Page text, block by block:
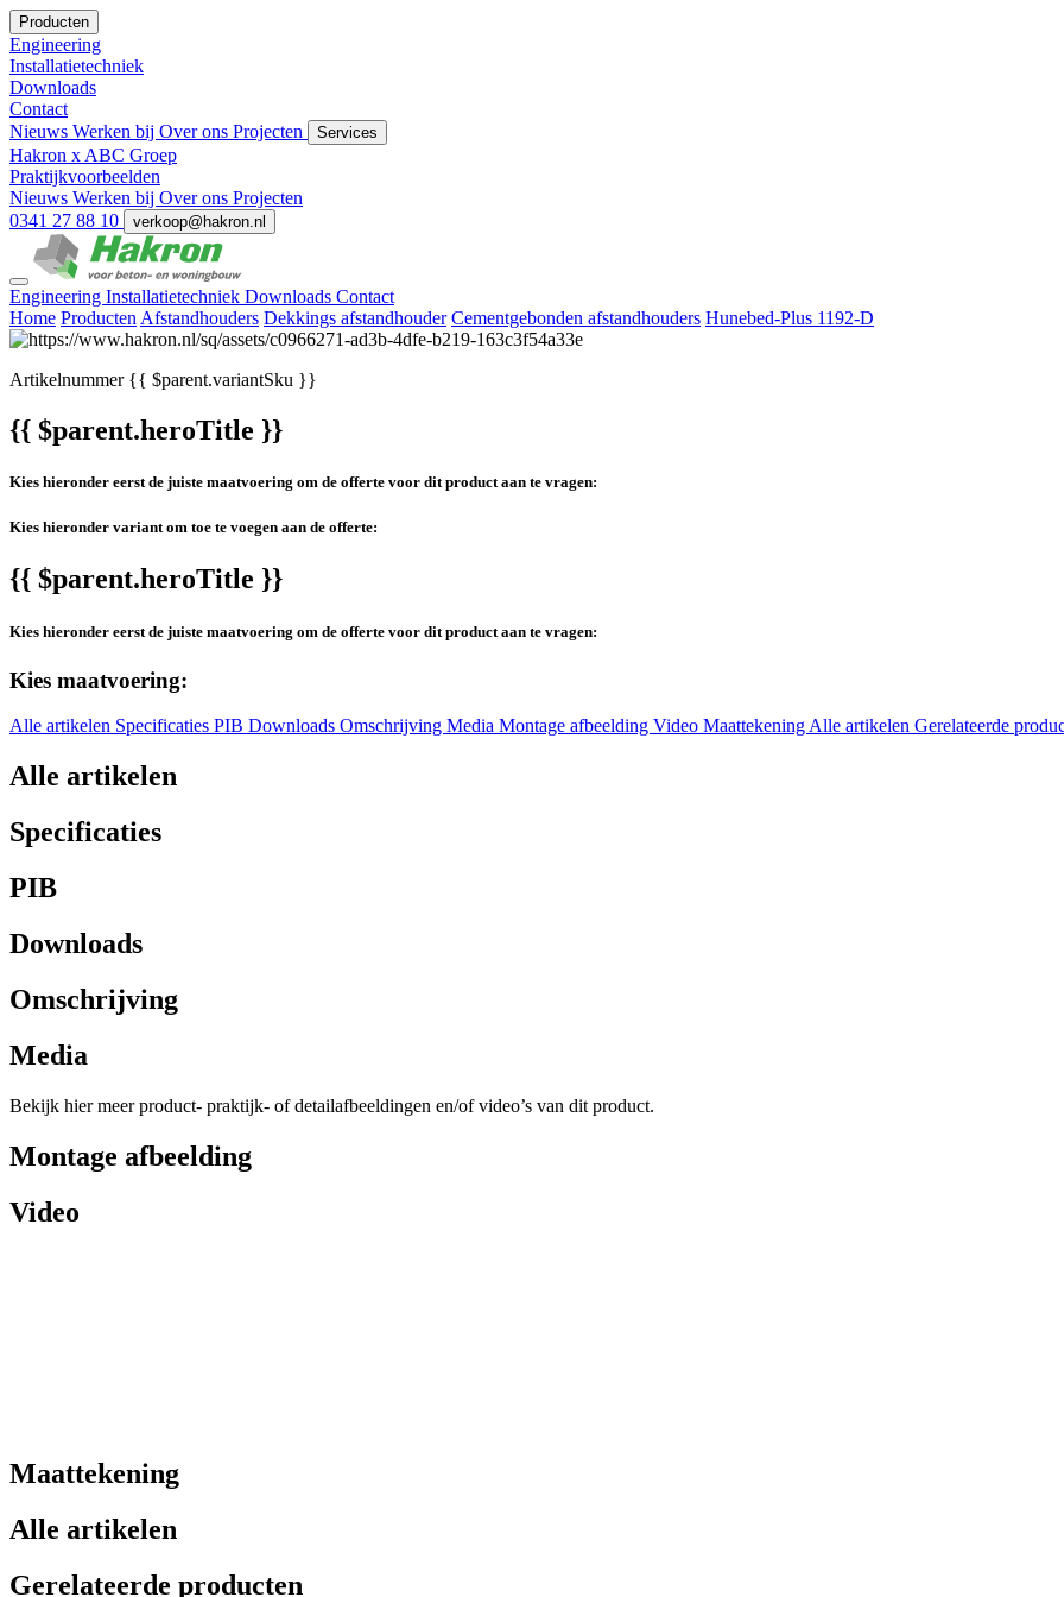
Producten
Engineering
Installatietechniek
Downloads
Contact
Nieuws Werken bij Over ons Projecten Services
Hakron x ABC Groep
Praktijkvoorbeelden
Nieuws Werken bij Over ons Projecten
0341 27 88 10
verkoop@hakron.nl
Engineering Installatietechniek Downloads Contact
Home Producten Afstandhouders Dekkings afstandhouder Cementgebonden afstandhouders Hunebed-Plus 1192-D
Artikelnummer{{ $parent.variantSku }}
{{ $parent.heroTitle }}
Kies hieronder eerst de juiste maatvoering om de offerte voor dit product aan te vragen:
Kies hieronder variant om toe te voegen aan de offerte:
{{ $parent.heroTitle }}
Kies hieronder eerst de juiste maatvoering om de offerte voor dit product aan te vragen:
Kies maatvoering:
Alle artikelen Specificaties PIB Downloads Omschrijving Media Montage afbeelding Video MaattekeningAlle artikelen Gerelateerde
Alle artikelen
Specificaties
PIB
Downloads
Omschrijving
Media
Bekijk hier meer product- praktijk- of detailafbeeldingen en/of video’s van dit product.
Montage afbeelding
Video
Maattekening
Alle artikelen
Gerelateerde producten